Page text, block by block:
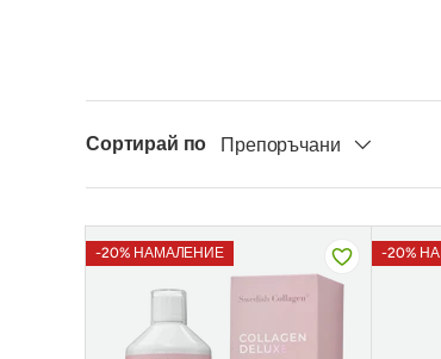
Сортирай по Препоръчани
-20% НАМАЛЕНИЕ -20%